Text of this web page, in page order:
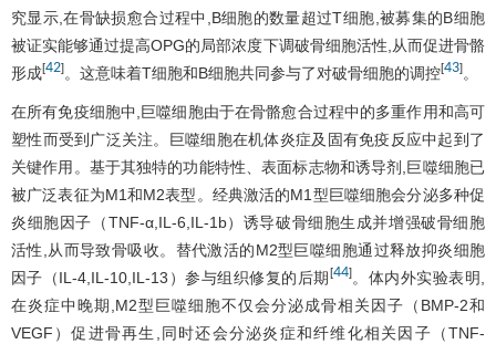
究显示,在骨缺损愈合过程中,B细胞的数量超过T细胞,被募集的B细胞
被证实能够通过提高OPG的局部浓度下调破骨细胞活性,从而促进骨骼
形成[42] 。这意味着T细胞和B细胞共同参与了对破骨细胞的调控[43] 。
在所有免疫细胞中,巨噬细胞由于在骨骼愈合过程中的多重作用和高可
塑性而受到广泛关注。巨噬细胞在机体炎症及固有免疫反应中起到了
关键作用。基于其独特的功能特性、表面标志物和诱导剂,巨噬细胞已
被广泛表征为M1和M2表型。经典激活的M1型巨噬细胞会分泌多种促
炎细胞因子（TNF-α,IL-6,IL-1b）诱导破骨细胞生成并增强破骨细胞
活性,从而导致骨吸收。替代激活的M2型巨噬细胞通过释放抑炎细胞
因子（IL-4,IL-10,IL-13）参与组织修复的后期 [44]。体内外实验表明,
在炎症中晚期,M2型巨噬细胞不仅会分泌成骨相关因子（BMP-2和
VEGF）促进骨再生,同时还会分泌炎症和纤维化相关因子（TNF-